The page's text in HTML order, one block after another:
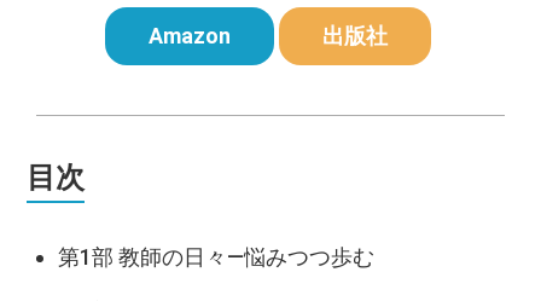
Amazon 出版社
目次
第1部 教師の日々―悩みつつ歩む